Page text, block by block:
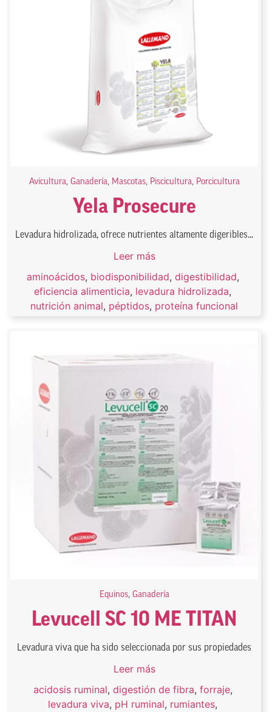
Avicultura, Ganadería, Mascotas, Piscicultura, Porcicultura
Yela Prosecure
Levadura hidrolizada, ofrece nutrientes altamente digeribles...
Leer más
aminoácidos, biodisponibilidad, digestibilidad,
eficiencia alimenticia, levadura hidrolizada,
nutrición animal, péptidos, proteína funcional
Equinos, Ganadería
Levucell SC 10 ME TITAN
Levadura viva que ha sido seleccionada por sus propiedades
Leer más
acidosis ruminal, digestión de fibra, forraje,
levadura viva, pH ruminal, rumiantes,